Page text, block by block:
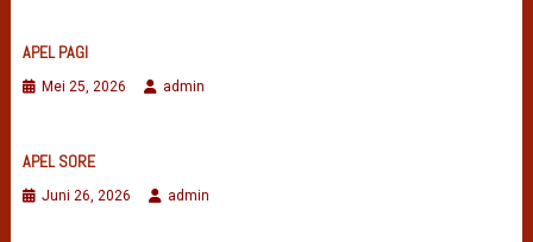
APEL PAGI
Mei 25, 2026 admin
APEL SORE
Juni 26, 2026 admin